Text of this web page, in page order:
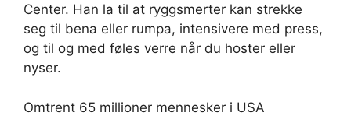
Center. Han la til at ryggsmerter kan strekke
seg til bena eller rumpa, intensivere med press,
og til og med føles verre når du hoster eller
nyser.
Omtrent 65 millioner mennesker i USA